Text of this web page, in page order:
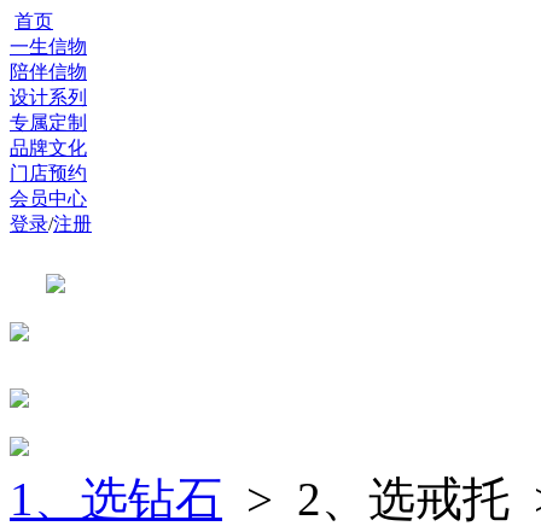
首页
一生信物
陪伴信物
设计系列
专属定制
品牌文化
门店预约
会员中心
登录/注册
1、选钻石 > 2、选戒托